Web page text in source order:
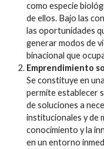
como especie
de ellos. Bajo las
las oportunidades
generar modos de
binacional que
Emprendimiento
Se constituye en
permite establecer
de soluciones a
institucionales y de
conocimiento y la
en un entorno